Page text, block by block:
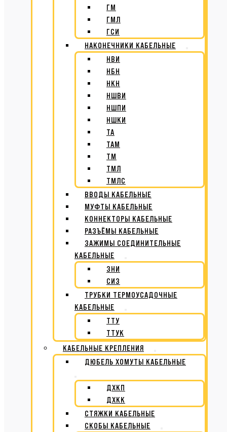
ГМ
ГМЛ
ГСИ
НАКОНЕЧНИКИ КАБЕЛЬНЫЕ
НВИ
НБН
НКН
НШВИ
НШПИ
НШКИ
ТА
ТАМ
ТМ
ТМЛ
ТМЛС
ВВОДЫ КАБЕЛЬНЫЕ
МУФТЫ КАБЕЛЬНЫЕ
КОННЕКТОРЫ КАБЕЛЬНЫЕ
РАЗЪЁМЫ КАБЕЛЬНЫЕ
ЗАЖИМЫ СОЕДИНИТЕЛЬНЫЕ
КАБЕЛЬНЫЕ
ЗНИ
СИЗ
ТРУБКИ ТЕРМОУСАДОЧНЫЕ
КАБЕЛЬНЫЕ
ТТУ
ТТУК
КАБЕЛЬНЫЕ КРЕПЛЕНИЯ
ДЮБЕЛЬ ХОМУТЫ КАБЕЛЬНЫЕ
ДХКП
ДХКК
СТЯЖКИ КАБЕЛЬНЫЕ
СКОБЫ КАБЕЛЬНЫЕ